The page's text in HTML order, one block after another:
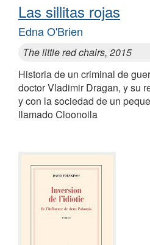
Las sillitas rojas
Edna O'Brien
The little red chairs, 2015
Historia de un criminal de
doctor Vladimir Dragan, y su
y con la sociedad de un
llamado Cloonoila